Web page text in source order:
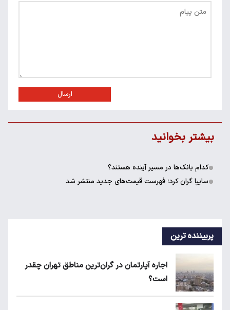
ارسال
بیشتر بخوانید
کدام بانک‌ها در مسیر آینده هستند؟
سایپا گران کرد؛ فهرست قیمت‌های جدید منتشر شد
پربیننده ترین
اجاره آپارتمان در گران‌ترین مناطق تهران چقدر
است؟